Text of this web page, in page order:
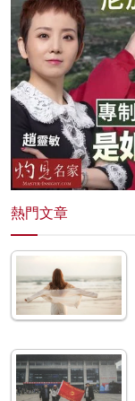
熱門文章